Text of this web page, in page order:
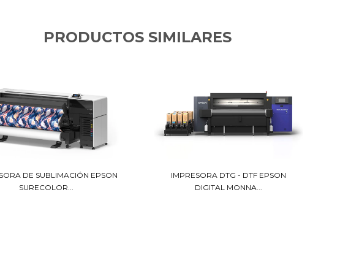
PRODUCTOS SIMILARES
DE SUBLIMACIÓN EPSON
SURECOLOR...
IMPRESORA DTG - DTF EPSON
DIGITAL MONNA...